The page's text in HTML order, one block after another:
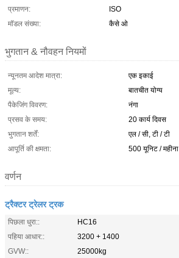
प्रमाणन:
ISO
मॉडल संख्या:
कैसे ओ
भुगतान & नौवहन नियमों
न्यूनतम आदेश मात्रा:
एक इकाई
मूल्य:
बातचीत योग्य
पैकेजिंग विवरण:
नंगा
प्रसव के समय:
20 कार्य दिवस
भुगतान शर्तें:
एल / सी, टी / टी
आपूर्ति की क्षमता:
500 यूनिट / महीना
वर्णन
ट्रैक्टर ट्रेलर ट्रक
पिछला धुरा::
HC16
पहिया आधार::
3200 + 1400
GVW::
25000kg